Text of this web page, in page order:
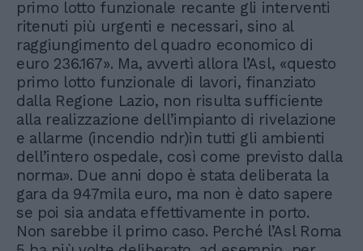
primo lotto funzionale recante gli interventi
ritenuti più urgenti e necessari, sino al
raggiungimento del quadro economico di
euro 236.167». Ma, avvertì allora l’Asl, «questo
primo lotto funzionale di lavori, finanziato
dalla Regione Lazio, non risulta sufficiente
alla realizzazione dell’impianto di rivelazione
e allarme (incendio ndr)in tutti gli ambienti
dell’intero ospedale, così come previsto dalla
norma». Due anni dopo è stata deliberata la
gara da 947mila euro, ma non è dato sapere
se poi sia andata effettivamente in porto.
Non sarebbe il primo caso. Perché l’Asl Roma